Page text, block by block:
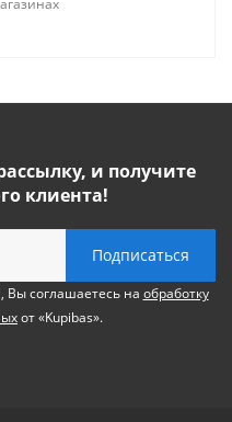
и получите
клиента!
Вы соглашаетесь на обработку
от «Kupibas».